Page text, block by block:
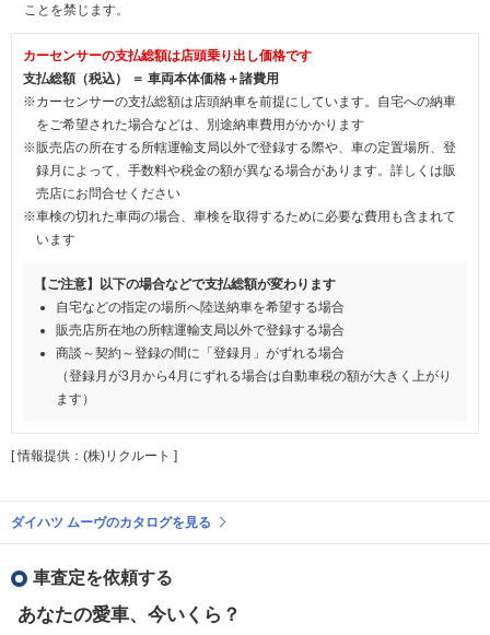
ことを禁じます。
カーセンサーの支払総額は店頭乗り出し価格です
支払総額（税込） ＝ 車両本体価格＋諸費用
※カーセンサーの支払総額は店頭納車を前提にしています。自宅への納車
をご希望された場合などは、別途納車費用がかかります
※販売店の所在する所轄運輸支局以外で登録する際や、車の定置場所、登
録月によって、手数料や税金の額が異なる場合があります。詳しくは販
売店にお問合せください
※車検の切れた車両の場合、車検を取得するために必要な費用も含まれて
います
【ご注意】以下の場合などで支払総額が変わります
自宅などの指定の場所へ陸送納車を希望する場合
販売店所在地の所轄運輸支局以外で登録する場合
商談～契約～登録の間に「登録月」がずれる場合
（登録月が3月から4月にずれる場合は自動車税の額が大きく上がり
ます）
[ 情報提供：(株)リクルート ]
ダイハツ ムーヴのカタログを見る
車査定を依頼する
あなたの愛車、今いくら？